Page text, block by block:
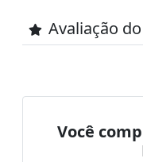
Avaliação
Você